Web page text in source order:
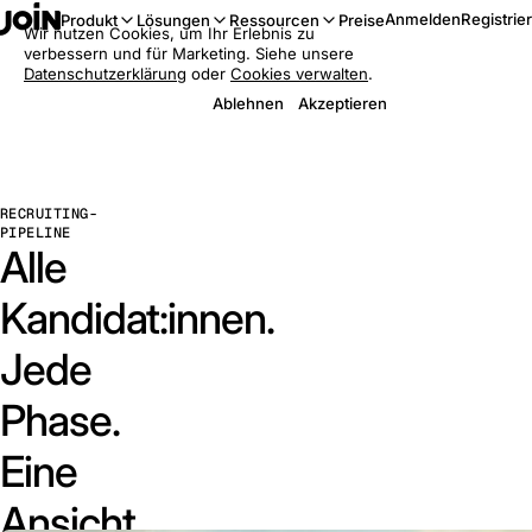
Produkt Lösungen Ressourcen PreiseAnmelden
RECRUITING-
PIPELINE
Alle
Kandidat:innen.
Jede
Phase.
Eine
Wir nutzen Cookies, um Ihr Erlebnis zu
verbessern und für Marketing. Siehe unsere
Datenschutzerklärung oder Cookies verwalten.
Ablehnen
Akzeptieren